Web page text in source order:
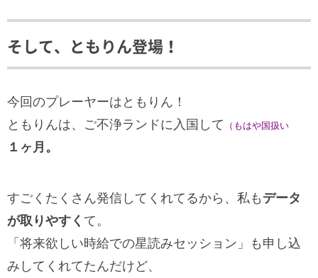
そして、ともりん登場！
今回のプレーヤーはともりん！
ともりんは、ご不浄ランドに入国して
（もはや国扱い
１ヶ月。
すごくたくさん発信してくれてるから、私も データ
が取りやすく て。
「将来欲しい時給での星読みセッション」も申し込
みしてくれてたんだけど、